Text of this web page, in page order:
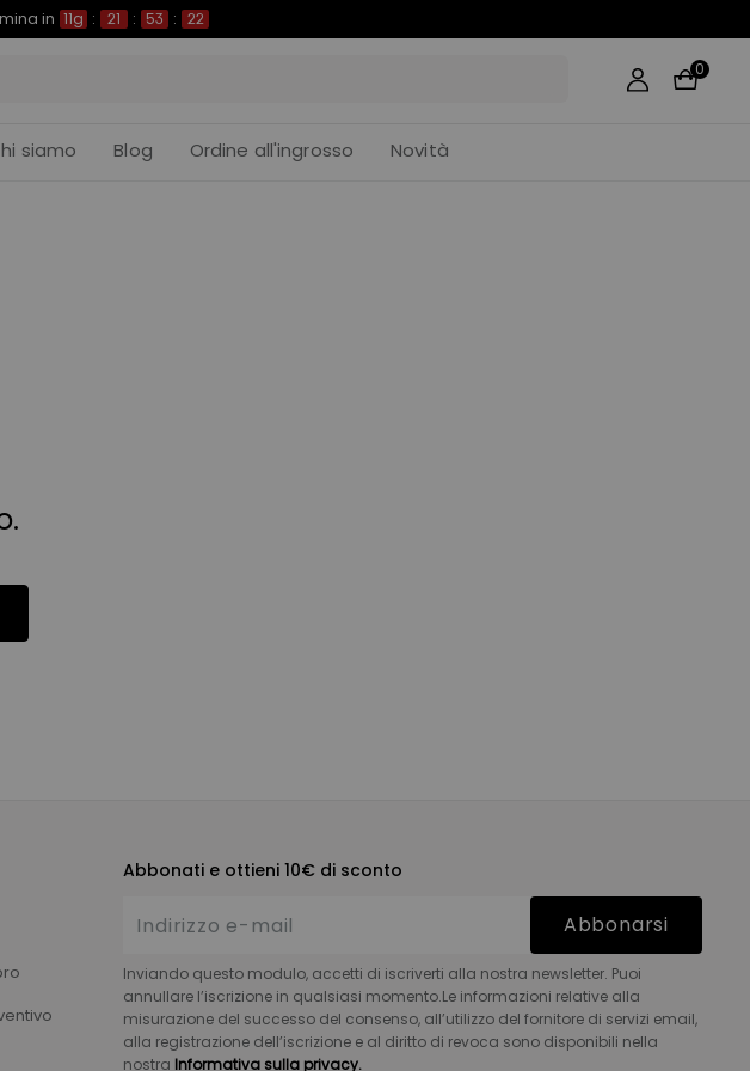
in 11g : 21 : 53 : 22
0
siamo Blog Ordine all'ingrosso Novità
Abbonati e ottieni 10€ di sconto
Abbonarsi
Inviando questo modulo, accetti di iscriverti alla nostra newsletter. Puoi
annullare l’iscrizione in qualsiasi momento.Le informazioni relative alla
misurazione del successo del consenso, all’utilizzo del fornitore di servizi email,
alla registrazione dell’iscrizione e al diritto di revoca sono disponibili nella
nostra Informativa sulla privacy.